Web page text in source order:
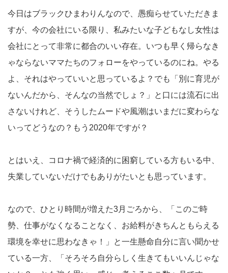
今日はブラックひまわりんなので、愚痴らせていただきま
すが、今の会社にいる限り、私みたいな子どもなし女性は
会社にとって非常に都合のいい存在。いつも早く帰らなき
ゃならないママたちのフォローをやっているのにね。やる
よ、それはやっていいと思っているよ？でも「別に育児が
ないんだから、そんなの当然でしょ？」と口には流石に出
さないけれど、そうしたムードや風潮はいまだに変わらな
いってどうなの？もう2020年ですが？
とはいえ、コロナ禍で経済的に困窮している方もいる中、
失業していないだけでもありがたいとも思っています。
なので、ひとり時間が増えた3月ごろから、「このご時
勢、仕事がなくなることなく、お給料がきちんともらえる
環境を幸せに思わなきゃ！」と一生懸命自分に言い聞かせ
ている一方、「そろそろ自分らしく生きてもいいんじゃな